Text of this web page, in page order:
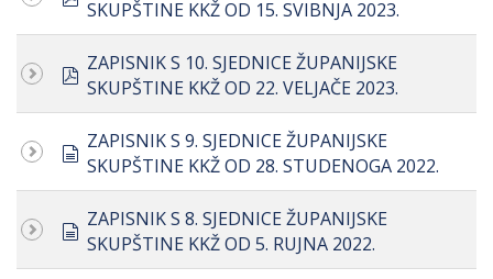
SKUPŠTINE KKŽ OD 15. SVIBNJA 2023.
pdf
ZAPISNIK S 10. SJEDNICE ŽUPANIJSKE
SKUPŠTINE KKŽ OD 22. VELJAČE 2023.
document
ZAPISNIK S 9. SJEDNICE ŽUPANIJSKE
SKUPŠTINE KKŽ OD 28. STUDENOGA 2022.
document
ZAPISNIK S 8. SJEDNICE ŽUPANIJSKE
SKUPŠTINE KKŽ OD 5. RUJNA 2022.